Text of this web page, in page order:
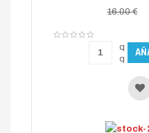
16.00 €